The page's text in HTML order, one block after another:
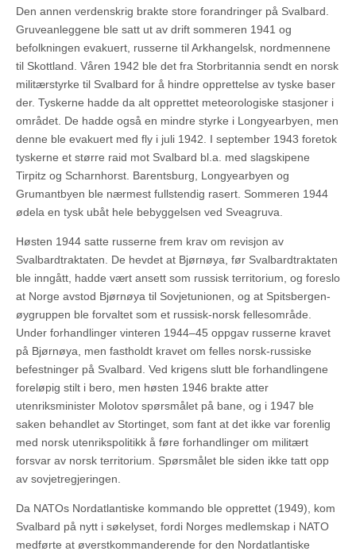
Den annen verdenskrig brakte store forandringer på Svalbard.
Gruveanleggene ble satt ut av drift sommeren 1941 og
befolkningen evakuert, russerne til Arkhangelsk, nordmennene
til Skottland. Våren 1942 ble det fra Storbritannia sendt en norsk
militærstyrke til Svalbard for å hindre opprettelse av tyske baser
der. Tyskerne hadde da alt opprettet meteorologiske stasjoner i
området. De hadde også en mindre styrke i Longyearbyen, men
denne ble evakuert med fly i juli 1942. I september 1943 foretok
tyskerne et større raid mot Svalbard bl.a. med slagskipene
Tirpitz og Scharnhorst. Barentsburg, Longyearbyen og
Grumantbyen ble nærmest fullstendig rasert. Sommeren 1944
ødela en tysk ubåt hele bebyggelsen ved Sveagruva.
Høsten 1944 satte russerne frem krav om revisjon av
Svalbardtraktaten. De hevdet at Bjørnøya, før Svalbardtraktaten
ble inngått, hadde vært ansett som russisk territorium, og foreslo
at Norge avstod Bjørnøya til Sovjetunionen, og at Spitsbergen-
øygruppen ble forvaltet som et russisk-norsk fellesområde.
Under forhandlinger vinteren 1944–45 oppgav russerne kravet
på Bjørnøya, men fastholdt kravet om felles norsk-russiske
befestninger på Svalbard. Ved krigens slutt ble forhandlingene
foreløpig stilt i bero, men høsten 1946 brakte atter
utenriksminister Molotov spørsmålet på bane, og i 1947 ble
saken behandlet av Stortinget, som fant at det ikke var forenlig
med norsk utenrikspolitikk å føre forhandlinger om militært
forsvar av norsk territorium. Spørsmålet ble siden ikke tatt opp
av sovjetregjeringen.
Da NATOs Nordatlantiske kommando ble opprettet (1949), kom
Svalbard på nytt i søkelyset, fordi Norges medlemskap i NATO
medførte at øverstkommanderende for den Nordatlantiske